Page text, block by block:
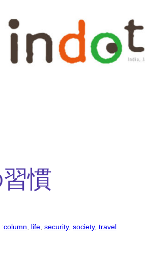
慣
:column life security, society, travel